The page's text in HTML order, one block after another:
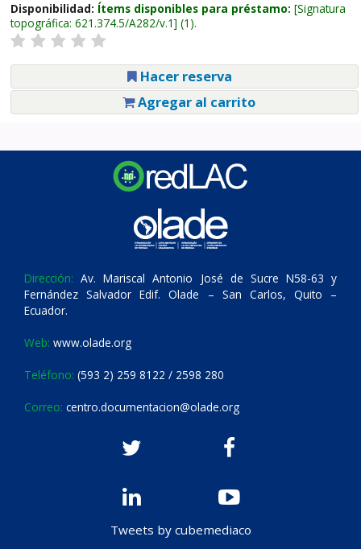
Disponibilidad: Ítems disponibles para préstamo: Signatura
topográfica: 621.374.5/A282/v.1 (1).
Hacer reserva
Agregar al carrito
Dirección: Av. Mariscal Antonio José de Sucre N58-63 y
Fernández Salvador Edif. Olade – San Carlos, Quito –
Ecuador.
Web: www.olade.org
Teléfono: (593 2) 259 8122 / 2598 280
Correo: centro.documentacion@olade.org
Tweets by cubemediaco